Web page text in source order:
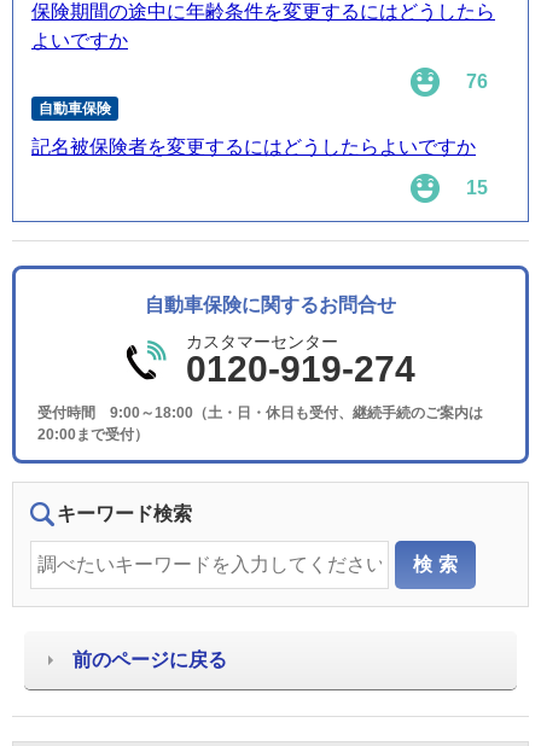
保険期間の途中に年齢条件を変更するにはどうしたら
よいですか
76
自動車保険
記名被保険者を変更するにはどうしたらよいですか
15
自動車保険に関するお問合せ
カスタマーセンター
0120-919-274
受付時間 9:00～18:00（土・日・休日も受付、継続手続のご案内は
20:00まで受付）
キーワード検索
前のページに戻る